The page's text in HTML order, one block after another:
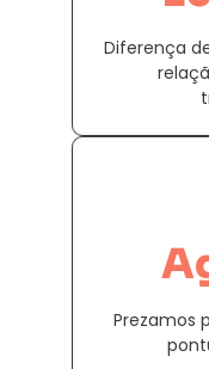
Diferença
Prezamos